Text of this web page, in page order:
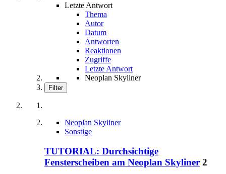
Letzte Antwort
Thema
Autor
Datum
Antworten
Reaktionen
Zugriffe
Letzte Antwort
Neoplan Skyliner
Filter
Neoplan Skyliner
Sonstige
TUTORIAL: Durchsichtige
Fensterscheiben am Neoplan Skyliner 2